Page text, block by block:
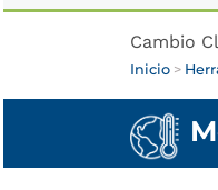
Cambio
Inicio >